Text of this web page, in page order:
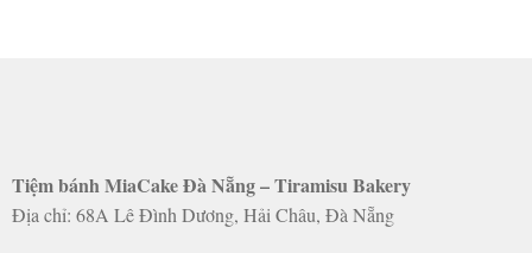
Tiệm bánh MiaCake Đà Nẵng – Tiramisu Bakery
Địa chỉ: 68A Lê Đình Dương, Hải Châu, Đà Nẵng